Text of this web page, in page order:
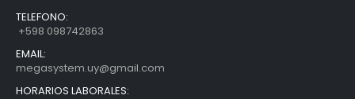
TELEFONO:
+598 098742863
EMAIL:
megasystem.uy@gmail.com
HORARIOS LABORALES: